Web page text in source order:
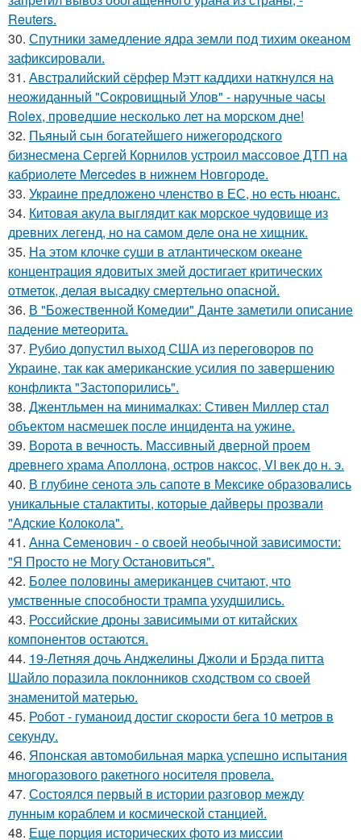
Reuters.
30. Спутники замедление ядра земли под тихим океаном
зафиксировали.
31. Австралийский сёрфер Мэтт каддихи наткнулся на
неожиданный "Сокровищный Улов" - наручные часы
Rolex, проведшие несколько лет на морском дне!
32. Пьяный сын богатейшего нижегородского
бизнесмена Сергей Корнилов устроил массовое ДТП на
кабриолете Mercedes в нижнем Новгороде.
33. Украине предложено членство в ЕС, но есть нюанс.
34. Китовая акула выглядит как морское чудовище из
древних легенд, но на самом деле она не хищник.
35. На этом клочке суши в атлантическом океане
концентрация ядовитых змей достигает критических
отметок, делая высадку смертельно опасной.
36. В "Божественной Комедии" Данте заметили описание
падение метеорита.
37. Рубио допустил выход США из переговоров по
Украине, так как американские усилия по завершению
конфликта "Застопорились".
38. Джентльмен на минималках: Стивен Миллер стал
объектом насмешек после инцидента на ужине.
39. Ворота в вечность. Массивный дверной проем
древнего храма Аполлона, остров наксос, VI век до н. э.
40. В глубине сенота эль сапоте в Мексике образовались
уникальные сталактиты, которые дайверы прозвали
"Адские Колокола".
41. Анна Семенович - о своей необычной зависимости:
"Я Просто не Могу Остановиться".
42. Более половины американцев считают, что
умственные способности трампа ухудшились.
43. Российские дроны зависимыми от китайских
компонентов остаются.
44. 19-Летняя дочь Анджелины Джоли и Брэда питта
Шайло поразила поклонников сходством со своей
знаменитой матерью.
45. Робот - гуманоид достиг скорости бега 10 метров в
секунду.
46. Японская автомобильная марка успешно испытания
многоразового ракетного носителя провела.
47. Состоялся первый в истории разговор между
лунным кораблем и космической станцией.
48. Еще порция исторических фото из миссии